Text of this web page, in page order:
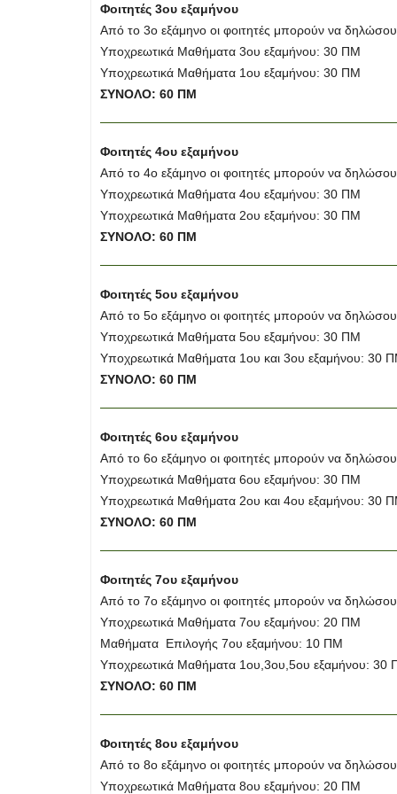
Φοιτητές 3ου εξαμήνου
Από το 3ο εξάμηνο οι φοιτητές μπορούν να
Υποχρεωτικά Μαθήματα 3ου εξαμήνου: 30 ΠΜ
Υποχρεωτικά Μαθήματα 1ου εξαμήνου: 30 ΠΜ
ΣΥΝΟΛΟ: 60 ΠΜ
Φοιτητές 4ου εξαμήνου
Από το 4ο εξάμηνο οι φοιτητές μπορούν να
Υποχρεωτικά Μαθήματα 4ου εξαμήνου: 30 ΠΜ
Υποχρεωτικά Μαθήματα 2ου εξαμήνου: 30 ΠΜ
ΣΥΝΟΛΟ: 60 ΠΜ
Φοιτητές 5ου εξαμήνου
Από το 5ο εξάμηνο οι φοιτητές μπορούν να
Υποχρεωτικά Μαθήματα 5ου εξαμήνου: 30 ΠΜ
Υποχρεωτικά Μαθήματα 1ου και 3ου εξαμήνου: 30
ΣΥΝΟΛΟ: 60 ΠΜ
Φοιτητές 6ου εξαμήνου
Από το 6ο εξάμηνο οι φοιτητές μπορούν να
Υποχρεωτικά Μαθήματα 6ου εξαμήνου: 30 ΠΜ
Υποχρεωτικά Μαθήματα 2ου και 4ου εξαμήνου: 30
ΣΥΝΟΛΟ: 60 ΠΜ
Φοιτητές 7ου εξαμήνου
Από το 7ο εξάμηνο οι φοιτητές μπορούν να
Υποχρεωτικά Μαθήματα 7ου εξαμήνου: 20 ΠΜ
Μαθήματα Επιλογής 7ου εξαμήνου: 10 ΠΜ
Υποχρεωτικά Μαθήματα 1ου,3ου,5ου εξαμήνου: 30
ΣΥΝΟΛΟ: 60 ΠΜ
Φοιτητές 8ου εξαμήνου
Από το 8ο εξάμηνο οι φοιτητές μπορούν να
Υποχρεωτικά Μαθήματα 8ου εξαμήνου: 20 ΠΜ